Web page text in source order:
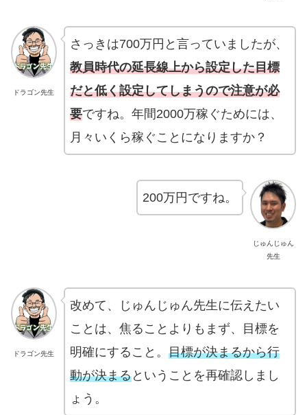
ドラゴン先生
さっきは700万円と言っていましたが、
教員時代の延長線上から設定した目標
だと低く設定してしまうので注意が必
要ですね。年間2000万稼ぐためには、
月々いくら稼ぐことになりますか？
じゅんじゅん
先生
200万円ですね。
ドラゴン先生
改めて、じゅんじゅん先生に伝えたい
ことは、焦ることよりもまず、目標を
明確にすること。 目標が決まるから行
動が決まるということを再確認しまし
ょう。